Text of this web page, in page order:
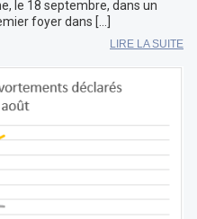
le 18 septembre, dans un
foyer dans […]
LIRE LA SUITE